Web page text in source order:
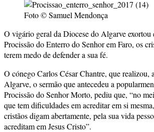
Foto © Samuel Mendonça
O vigário geral da Diocese do Algarve exortou
Procissão do Enterro do Senhor em Faro, os
terem medo de defender a sua fé.
O cónego Carlos César Chantre, que realizou,
Algarve, o sermão que antecedeu a
Procissão do Senhor Morto, pediu que, “no
que tem dificuldades em acreditar em si
cristãos digam abertamente, pela sua vida
acreditam em Jesus Cristo”.